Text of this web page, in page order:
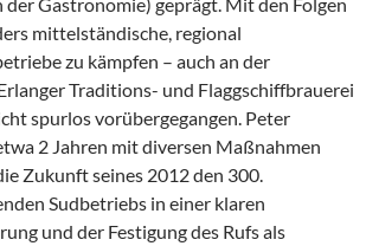
mittelständische, regional
zu kämpfen – auch an der
Traditions- und Flaggschiffbrauerei
spurlos vorübergegangen. Peter
2 Jahren mit diversen Maßnahmen
Zukunft seines 2012 den 300.
Sudbetriebs in einer klaren
und der Festigung des Rufs als